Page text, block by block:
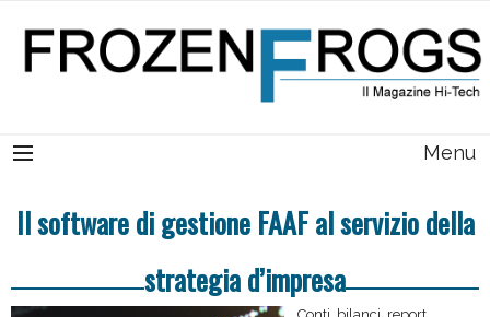
Menu
Il software di gestione FAAF al servizio della
strategia d’impresa